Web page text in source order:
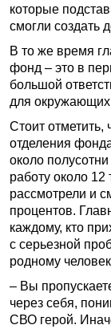
которые
смогли создать
В то же время
фонд – это в
большой
для
Стоит отметить,
отделения
около
работу около
рассмотрели и
процентов.
каждому, кто
с серьезной
родному
– Вы
через себя,
СВО герой.